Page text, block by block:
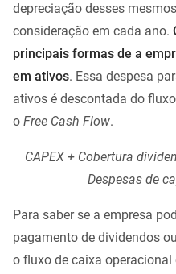
depreciação desses
consideração em cada ano.
principais formas de a
em ativos. Essa despesa
ativos é descontada do
o Free Cash Flow.
CAPEX + Cobertura
Despesas de
Para saber se a empresa
pagamento de dividendos
o fluxo de caixa operacional